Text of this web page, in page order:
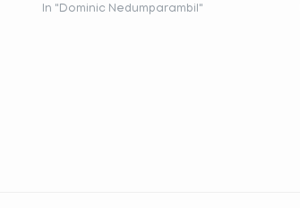
In "Dominic Nedumparambil"